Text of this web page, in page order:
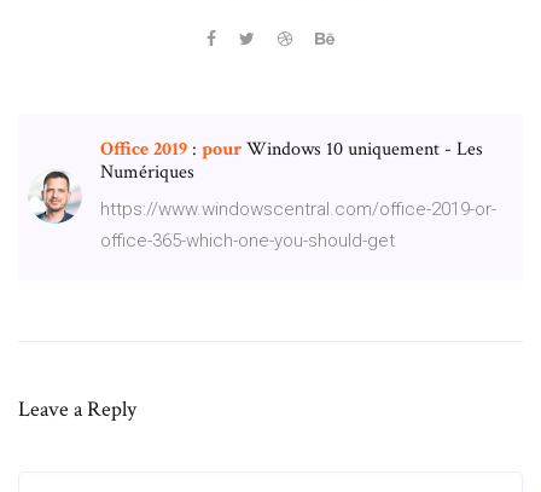
Office2019 : pourWindows 10 uniquement - Les
Numériques
https://www.windowscentral.com/office-2019-or-
office-365-which-one-you-should-get
Leave a Reply